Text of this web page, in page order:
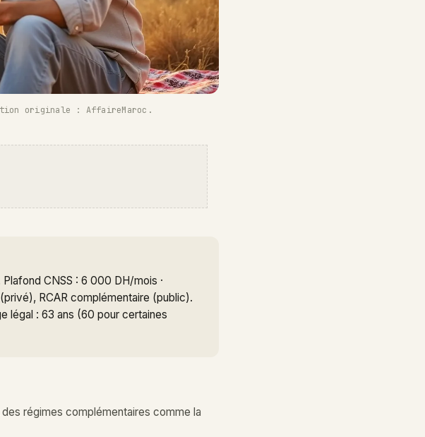
originale : AffaireMaroc.
CNSS : 6 000 DH/mois ·
RCAR complémentaire (public).
légal : 63 ans (60 pour certaines
régimes complémentaires comme la